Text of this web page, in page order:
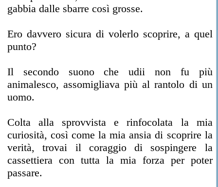
gabbia dalle sbarre così grosse.
Ero davvero sicura di volerlo scoprire, a quel
punto?
Il secondo suono che udii non fu più
animalesco, assomigliava più al rantolo di un
uomo.
Colta alla sprovvista e rinfocolata la mia
curiosità, così come la mia ansia di scoprire la
verità, trovai il coraggio di sospingere la
cassettiera con tutta la mia forza per poter
passare.